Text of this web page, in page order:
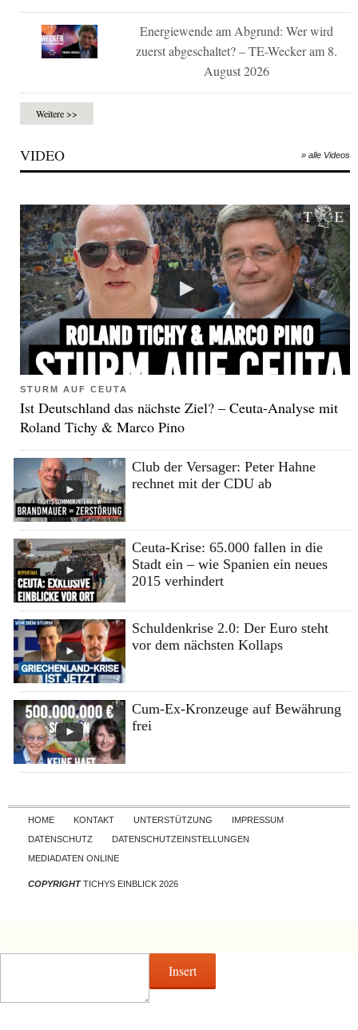
Energiewende am Abgrund: Wer wird
zuerst abgeschaltet? – TE-Wecker am 8.
August 2026
Weitere >>
VIDEO » alle Videos
STURM AUF CEUTA
Ist Deutschland das nächste Ziel? – Ceuta-Analyse mit
Roland Tichy & Marco Pino
Club der Versager: Peter Hahne
rechnet mit der CDU ab
Ceuta-Krise: 65.000 fallen in die
Stadt ein – wie Spanien ein neues
2015 verhindert
Schuldenkrise 2.0: Der Euro steht
vor dem nächsten Kollaps
Cum-Ex-Kronzeuge auf Bewährung
frei
Skip to content
HOME KONTAKT UNTERSTÜTZUNG
IMPRESSUM
DATENSCHUTZ
DATENSCHUTZEINSTELLUNGEN
MEDIADATEN ONLINE
COPYRIGHTTICHYS EINBLICK 2026
Insert